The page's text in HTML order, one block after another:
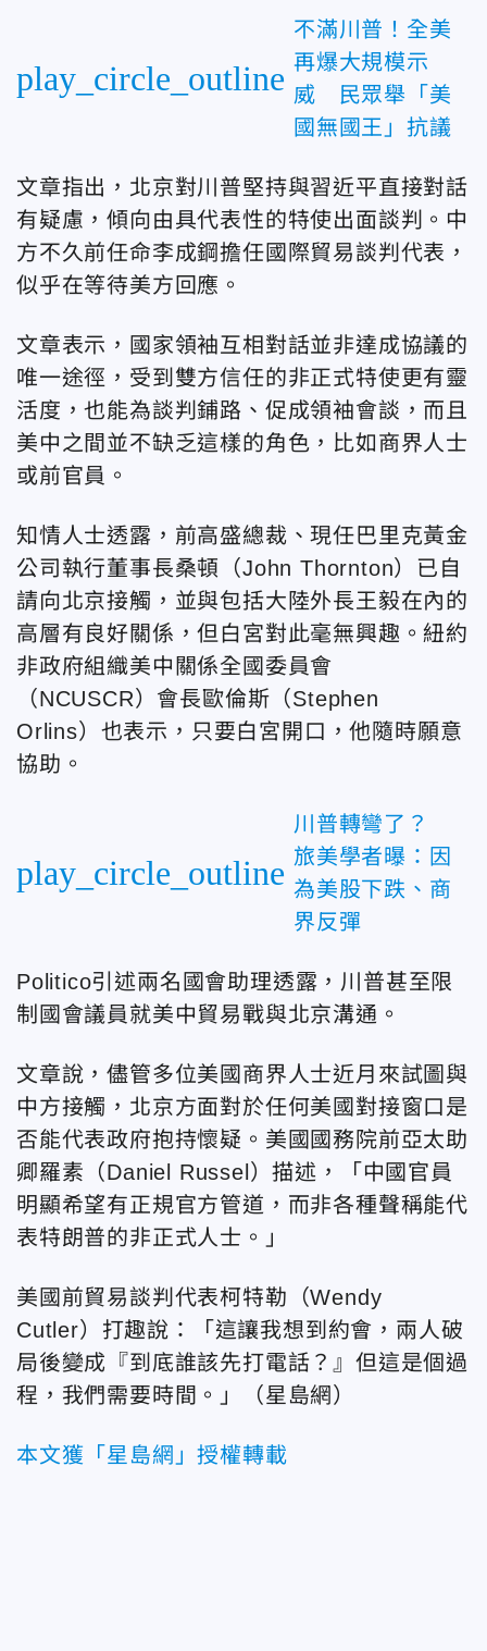
play_circle_outline
不滿川普！全美
再爆大規模示
威 民眾舉「美
國無國王」抗議
文章指出，北京對川普堅持與習近平直接對話
有疑慮，傾向由具代表性的特使出面談判。中
方不久前任命李成鋼擔任國際貿易談判代表，
似乎在等待美方回應。
文章表示，國家領袖互相對話並非達成協議的
唯一途徑，受到雙方信任的非正式特使更有靈
活度，也能為談判鋪路、促成領袖會談，而且
美中之間並不缺乏這樣的角色，比如商界人士
或前官員。
知情人士透露，前高盛總裁、現任巴里克黃金
公司執行董事長桑頓（John Thornton）已自
請向北京接觸，並與包括大陸外長王毅在內的
高層有良好關係，但白宮對此毫無興趣。紐約
非政府組織美中關係全國委員會
（NCUSCR）會長歐倫斯（Stephen
Orlins）也表示，只要白宮開口，他隨時願意
協助。
play_circle_outline
川普轉彎了？
旅美學者曝：因
為美股下跌、商
界反彈
Politico引述兩名國會助理透露，川普甚至限
制國會議員就美中貿易戰與北京溝通。
文章說，儘管多位美國商界人士近月來試圖與
中方接觸，北京方面對於任何美國對接窗口是
否能代表政府抱持懷疑。美國國務院前亞太助
卿羅素（Daniel Russel）描述，「中國官員
明顯希望有正規官方管道，而非各種聲稱能代
表特朗普的非正式人士。」
美國前貿易談判代表柯特勒（Wendy
Cutler）打趣說：「這讓我想到約會，兩人破
局後變成『到底誰該先打電話？』但這是個過
程，我們需要時間。」（星島網）
本文獲「星島網」授權轉載